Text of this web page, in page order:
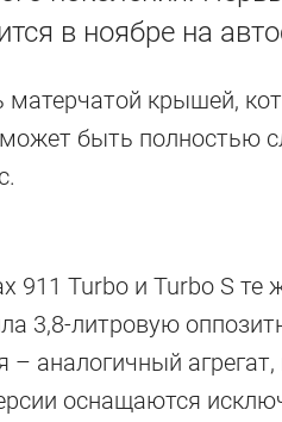
в ноябре на
крышей,
быть полностью
911 Turbo и Turbo S те
3,8-литровую
– аналогичный
оснащаются